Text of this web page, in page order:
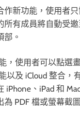
作新功能，使用者
有成員將自動受
。
能，使用者可以點
以及 iCloud 整合
iPhone、iPad 和
PDF 檔或螢幕截圖